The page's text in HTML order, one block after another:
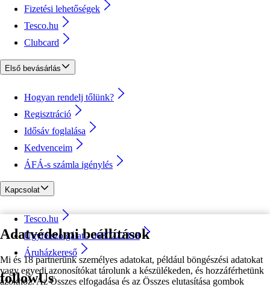
Adatvédelmi beállítások
Mi és 18 partnerünk személyes adatokat, például böngészési adatokat
vagy egyedi azonosítókat tárolunk a készülékeden, és hozzáférhetünk
azokhoz. Az Összes elfogadása és az Összes elutasítása gombok
Fizetési lehetőségek
Tesco.hu
Clubcard
Első bevásárlás
Hogyan rendelj tőlünk?
Regisztráció
Idősáv foglalása
Kedvenceim
ÁFÁ-s számla igénylés
Kapcsolat
Tesco.hu
Ügyfélszolgálat - 0680222333
Áruházkereső
followUs